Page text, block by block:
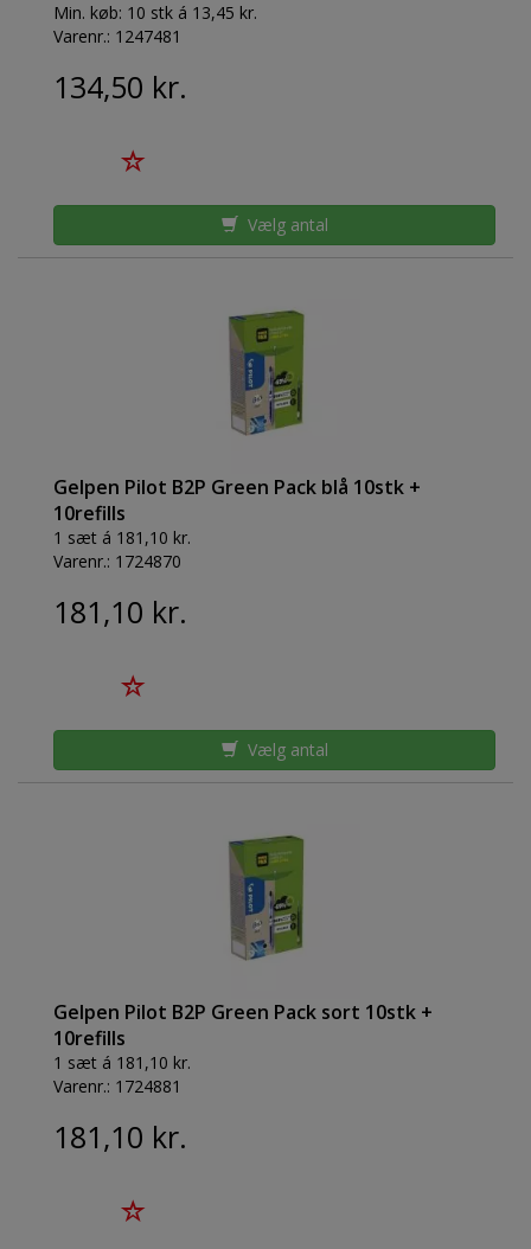
Min. køb: 10 stk á 13,45 kr.
Varenr.: 1247481
134,50 kr.
Vælg antal
Gelpen Pilot B2P Green Pack blå 10stk +
10refills
1 sæt á 181,10 kr.
Varenr.: 1724870
181,10 kr.
Vælg antal
Gelpen Pilot B2P Green Pack sort 10stk +
10refills
1 sæt á 181,10 kr.
Varenr.: 1724881
181,10 kr.